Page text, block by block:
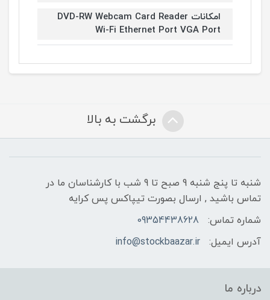
امکانات DVD-RW Webcam Card Reader
Wi-Fi Ethernet Port VGA Port
برگشت به بالا
شنبه تا پنج شنبه 9 صبح تا 9 شب با کارشناسان ما در
تماس باشید , ارسال بصورت تیپاکس پس کرایه
شماره تماس:
09354438628
آدرس ایمیل:
info@stockbaazar.ir
درباره ما